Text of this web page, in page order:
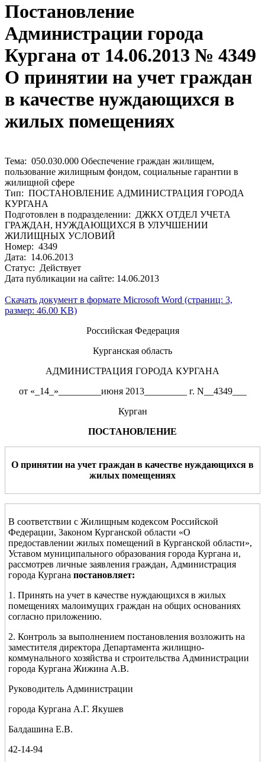
Постановление
Администрации города
Кургана от 14.06.2013 № 4349
О принятии на учет граждан
в качестве нуждающихся в
жилых помещениях
Тема: 050.030.000 Обеспечение граждан жилищем,
пользование жилищным фондом, социальные гарантии в
жилищной сфере
Тип: ПОСТАНОВЛЕНИЕ АДМИНИСТРАЦИЯ ГОРОДА
КУРГАНА
Подготовлен в подразделении: ДЖКХ ОТДЕЛ УЧЕТА
ГРАЖДАН, НУЖДАЮЩИХСЯ В УЛУЧШЕНИИ
ЖИЛИЩНЫХ УСЛОВИЙ
Номер: 4349
Дата: 14.06.2013
Статус: Действует
Дата публикации на сайте: 14.06.2013
Скачать документ в формате Microsoft Word (страниц: 3,
размер: 46.00 KB)
Российская Федерация
Курганская область
АДМИНИСТРАЦИЯ ГОРОДА КУРГАНА
от «_14_»_________июня 2013_________ г. N__4349___
Курган
ПОСТАНОВЛЕНИЕ
О принятии на учет граждан в качестве нуждающихся в
жилых помещениях
В соответствии с Жилищным кодексом Российской
Федерации, Законом Курганской области «О
предоставлении жилых помещений в Курганской области»,
Уставом муниципального образования города Кургана и,
рассмотрев личные заявления граждан, Администрация
города Кургана постановляет:
1. Принять на учет в качестве нуждающихся в жилых
помещениях малоимущих граждан на общих основаниях
согласно приложению.
2. Контроль за выполнением постановления возложить на
заместителя директора Департамента жилищно-
коммунального хозяйства и строительства Администрации
города Кургана Жижина А.В.
Руководитель Администрации
города Кургана А.Г. Якушев
Балдашина Е.В.
42-14-94